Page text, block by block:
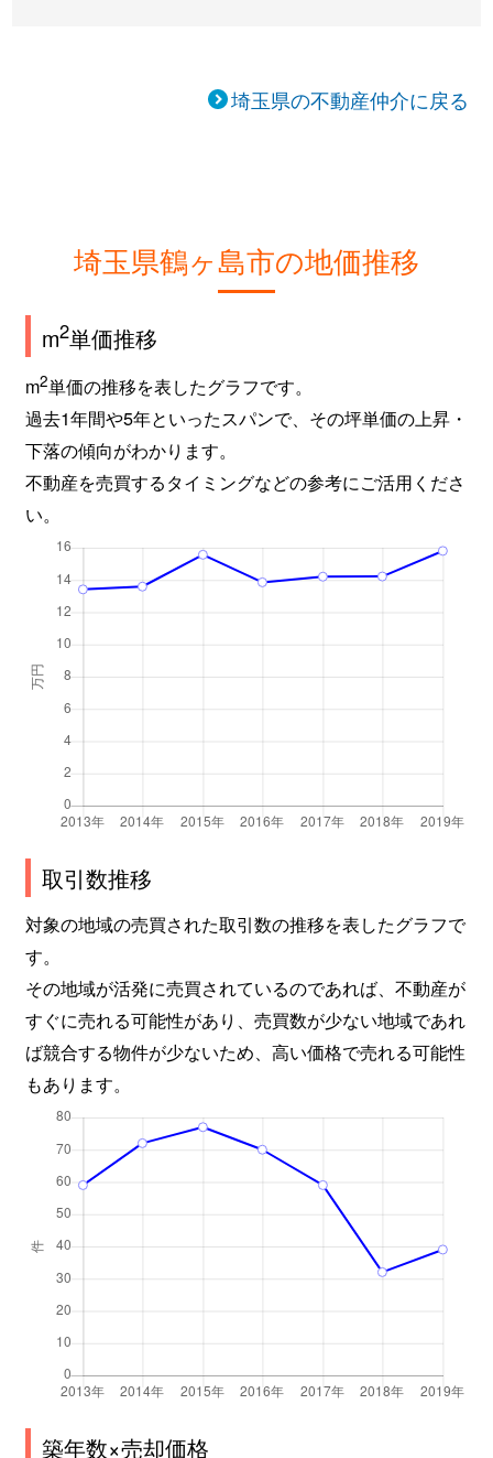
埼玉県の不動産仲介に戻る
埼玉県鶴ヶ島市の地価推移
m2単価推移
m2単価の推移を表したグラフです。
過去1年間や5年といったスパンで、その坪単価の上昇・
下落の傾向がわかります。
不動産を売買するタイミングなどの参考にご活用くださ
い。
取引数推移
対象の地域の売買された取引数の推移を表したグラフで
す。
その地域が活発に売買されているのであれば、不動産が
すぐに売れる可能性があり、売買数が少ない地域であれ
ば競合する物件が少ないため、高い価格で売れる可能性
もあります。
築年数×売却価格